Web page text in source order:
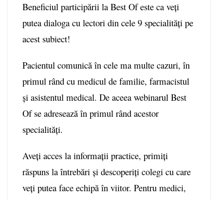
Beneficiul participării la Best Of este ca veți
putea dialoga cu lectori din cele 9 specialități pe
acest subiect!
Pacientul comunică în cele ma multe cazuri, în
primul rând cu medicul de familie, farmacistul
și asistentul medical. De aceea webinarul Best
Of se adresează în primul rând acestor
specialități.
Aveți acces la informații practice, primiți
răspuns la întrebări și descoperiți colegi cu care
veți putea face echipă în viitor. Pentru medici,